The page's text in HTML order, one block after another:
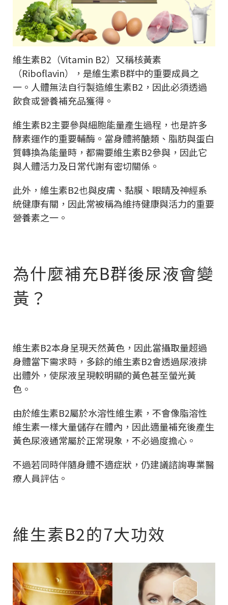
維生素B2（Vitamin B2）又稱核黃素
（Riboflavin），是維生素B群中的重要成員之
一。人體無法自行製造維生素B2，因此必須透過
飲食或營養補充品獲得。
維生素B2主要參與細胞能量產生過程，也是許多
酵素運作的重要輔酶。當身體將醣類、脂肪與蛋白
質轉換為能量時，都需要維生素B2參與，因此它
與人體活力及日常代謝有密切關係。
此外，維生素B2也與皮膚、黏膜、眼睛及神經系
統健康有關，因此常被稱為維持健康與活力的重要
營養素之一。
為什麼補充B群後尿液會變
黃？
維生素B2本身呈現天然黃色，因此當攝取量超過
身體當下需求時，多餘的維生素B2會透過尿液排
出體外，使尿液呈現較明顯的黃色甚至螢光黃
色。
由於維生素B2屬於水溶性維生素，不會像脂溶性
維生素一樣大量儲存在體內，因此適量補充後產生
黃色尿液通常屬於正常現象，不必過度擔心。
不過若同時伴隨身體不適症狀，仍建議諮詢專業醫
療人員評估。
維生素B2的7大功效